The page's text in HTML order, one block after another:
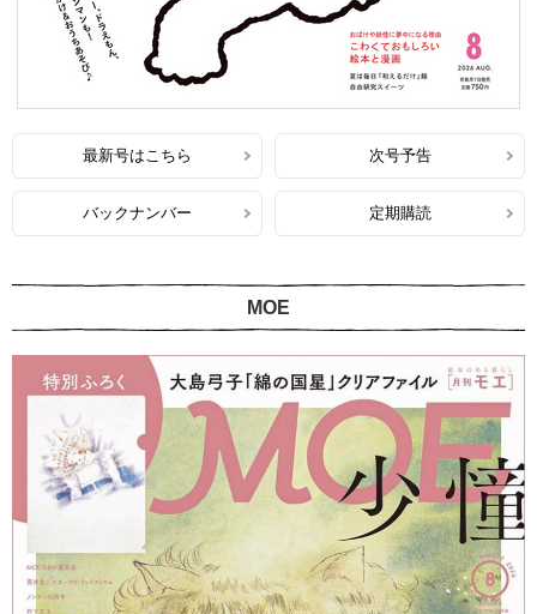
最新号はこちら 次号予告
バックナンバー 定期購読
MOE